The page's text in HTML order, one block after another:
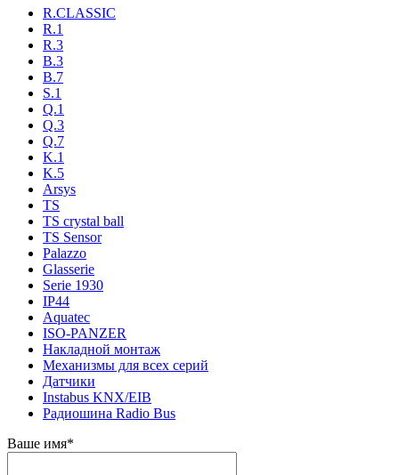
R.CLASSIC
R.1
R.3
B.3
B.7
S.1
Q.1
Q.3
Q.7
K.1
K.5
Arsys
TS
TS crystal ball
TS Sensor
Palazzo
Glasserie
Serie 1930
IP44
Aquatec
ISO-PANZER
Накладной монтаж
Механизмы для всех серий
Датчики
Instabus KNX/EIB
Радиошина Radio Bus
Ваше имя*